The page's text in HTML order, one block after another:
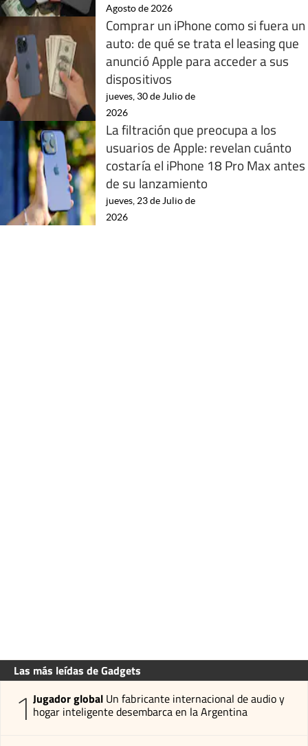
Agosto de 2026
Comprar un iPhone como si fuera un
auto: de qué se trata el leasing que
anunció Apple para acceder a sus
dispositivos
jueves, 30 de Julio de
2026
La filtración que preocupa a los
usuarios de Apple: revelan cuánto
costaría el iPhone 18 Pro Max antes
de su lanzamiento
jueves, 23 de Julio de
2026
Las más leídas de Gadgets
1 Jugador global Un fabricante internacional de audio y
hogar inteligente desembarca en la Argentina